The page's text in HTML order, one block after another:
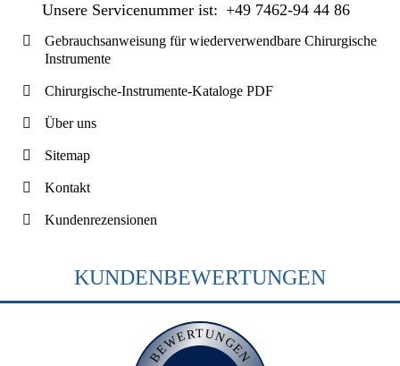
Unsere Servicenummer ist: +49 7462-94 44 86
Gebrauchsanweisung für wiederverwendbare Chirurgische
Instrumente
Chirurgische-Instrumente-Kataloge PDF
Über uns
Sitemap
Kontakt
Kundenrezensionen
KUNDENBEWERTUNGEN
BEWERTUNGEN